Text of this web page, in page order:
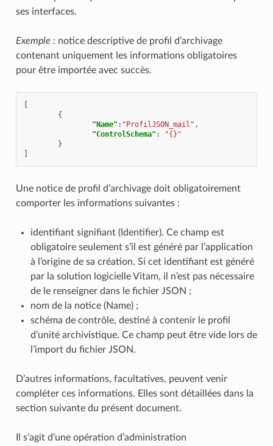
ses interfaces.
Exemple : notice descriptive de profil d’archivage
contenant uniquement les informations obligatoires
pour être importée avec succès.
[
{
"Name" : "ProfilJSON_mail" ,
"ControlSchema" :
"{}"
}
]
Une notice de profil d’archivage doit obligatoirement
comporter les informations suivantes :
identifiant signifiant (Identifier). Ce champ est
obligatoire seulement s’il est généré par l’application
à l’origine de sa création. Si cet identifiant est généré
par la solution logicielle Vitam, il n’est pas nécessaire
de le renseigner dans le fichier JSON ;
nom de la notice (Name) ;
schéma de contrôle, destiné à contenir le profil
d’unité archivistique. Ce champ peut être vide lors de
l’import du fichier JSON.
D’autres informations, facultatives, peuvent venir
compléter ces informations. Elles sont détaillées dans la
section suivante du présent document.
Il s’agit d’une opération d’administration